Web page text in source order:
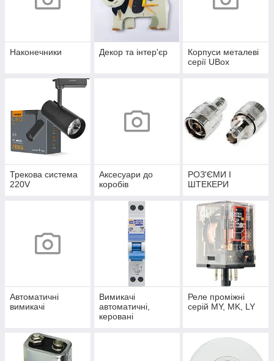
Наконечники Декор та інтер'єр
Корпуси металеві
серії UBox
Трекова система
220V
Аксесуари до
коробів
РОЗ'ЄМИ І
ШТЕКЕРИ
Автоматичні
вимикачі
Вимикачі
автоматичні,
керовані
Реле проміжні
серій MY, MK, LY